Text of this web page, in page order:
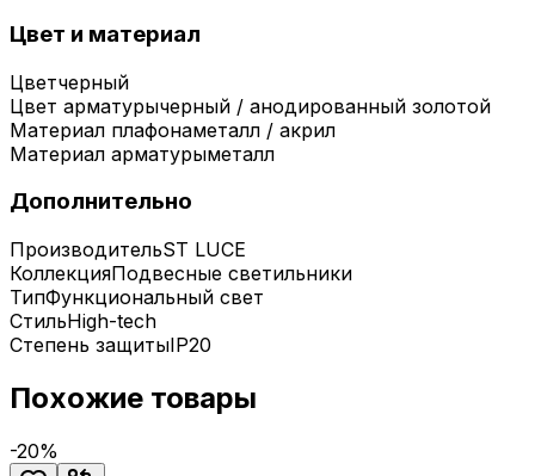
Цвет и материал
Цветчерный
Цвет арматурычерный / анодированный золотой
Материал плафонаметалл / акрил
Материал арматурыметалл
Дополнительно
ПроизводительST LUCE
КоллекцияПодвесные светильники
ТипФункциональный свет
СтильHigh-tech
Степень защитыIP20
Похожие товары
-20%